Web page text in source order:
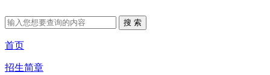
首页
招生简章